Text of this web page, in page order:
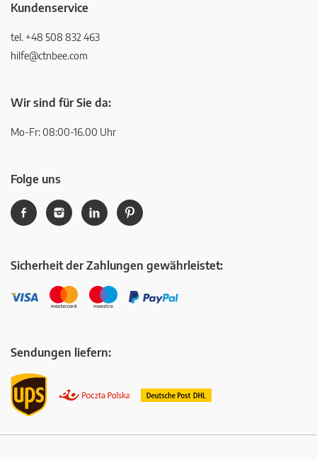
Kundenservice
tel. +48 508 832 463
hilfe@ctnbee.com
Wir sind für Sie da:
Mo-Fr: 08:00-16.00 Uhr
Folge uns
Sicherheit der Zahlungen gewährleistet:
Sendungen liefern: